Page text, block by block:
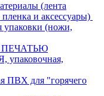
(лента
и аксессуары)
упаковки (ножи,
ПЕЧАТЬЮ
ПВХ для "горячего